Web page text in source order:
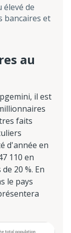
de
bancaires et
au
il est
faits
d'année en
110 en
20 %. En
le pays